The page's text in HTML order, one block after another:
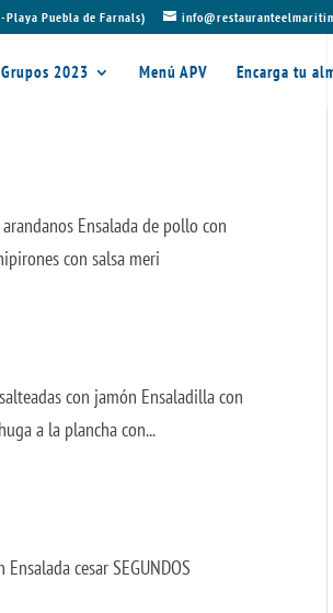
Puebla de Farnals)
2023 Menú APV Encarga tu
Ensalada de pollo con
con salsa meri
con jamón Ensaladilla con
a la plancha con...
cesar SEGUNDOS